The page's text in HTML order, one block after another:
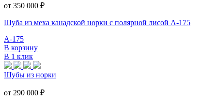
от 350 000 ₽
Шуба из меха канадской норки с полярной лисой А-175
А-175
В корзину
В 1 клик
Шубы из норки
от 290 000 ₽